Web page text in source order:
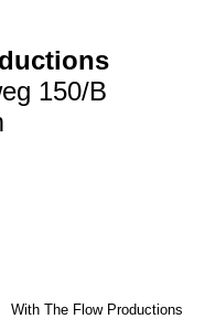
150/B
With The Flow Productions